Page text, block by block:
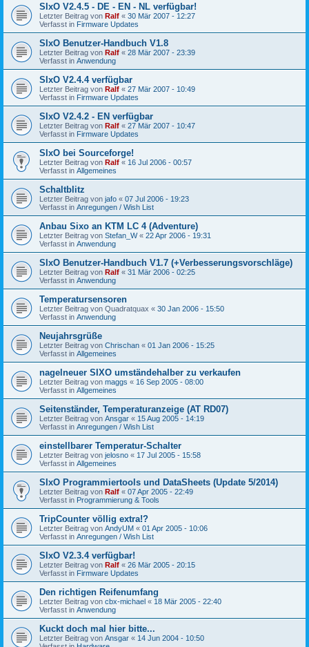
SIxO V2.4.5 - DE - EN - NL verfügbar!
Letzter Beitrag von Ralf « 30 Mär 2007 - 12:27
Verfasst in Firmware Updates
SIxO Benutzer-Handbuch V1.8
Letzter Beitrag von Ralf « 28 Mär 2007 - 23:39
Verfasst in Anwendung
SIxO V2.4.4 verfügbar
Letzter Beitrag von Ralf « 27 Mär 2007 - 10:49
Verfasst in Firmware Updates
SIxO V2.4.2 - EN verfügbar
Letzter Beitrag von Ralf « 27 Mär 2007 - 10:47
Verfasst in Firmware Updates
SIxO bei Sourceforge!
Letzter Beitrag von Ralf « 16 Jul 2006 - 00:57
Verfasst in Allgemeines
Schaltblitz
Letzter Beitrag von jafo « 07 Jul 2006 - 19:23
Verfasst in Anregungen / Wish List
Anbau Sixo an KTM LC 4 (Adventure)
Letzter Beitrag von Stefan_W« 22 Apr 2006 - 19:31
Verfasst in Anwendung
SIxO Benutzer-Handbuch V1.7 (+Verbesserungsvorschläge)
Letzter Beitrag von Ralf « 31 Mär 2006 - 02:25
Verfasst in Anwendung
Temperatursensoren
Letzter Beitrag von Quadratquax « 30 Jan 2006 - 15:50
Verfasst in Anwendung
Neujahrsgrüße
Letzter Beitrag von Chrischan « 01 Jan 2006 - 15:25
Verfasst in Allgemeines
nagelneuer SIXO umständehalber zu verkaufen
Letzter Beitrag von maggs « 16 Sep 2005 - 08:00
Verfasst in Allgemeines
Seitenständer, Temperaturanzeige (AT RD07)
Letzter Beitrag von Ansgar « 15 Aug 2005 - 14:19
Verfasst in Anregungen / Wish List
einstellbarer Temperatur-Schalter
Letzter Beitrag von jelosno « 17 Jul 2005 - 15:58
Verfasst in Allgemeines
SIxO Programmiertools und DataSheets (Update 5/2014)
Letzter Beitrag von Ralf « 07 Apr 2005 - 22:49
Verfasst in Programmierung & Tools
TripCounter völlig extra!?
Letzter Beitrag von AndyUM « 01 Apr 2005 - 10:06
Verfasst in Anregungen / Wish List
SIxO V2.3.4 verfügbar!
Letzter Beitrag von Ralf « 26 Mär 2005 - 20:15
Verfasst in Firmware Updates
Den richtigen Reifenumfang
Letzter Beitrag von cbx-michael « 18 Mär 2005 - 22:40
Verfasst in Anwendung
Kuckt doch mal hier bitte...
Letzter Beitrag von Ansgar « 14 Jun 2004 - 10:50